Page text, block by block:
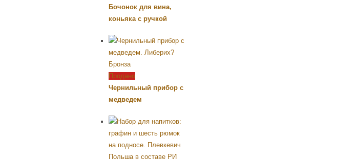
Бочонок для вина,
коньяка с ручкой
Продано
Чернильный прибор с
медведем